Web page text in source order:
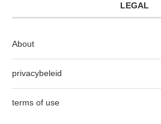
LEGAL
About
privacybeleid
terms of use